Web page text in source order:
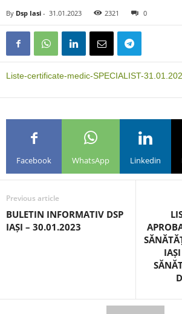
By Dsp Iasi - 31.01.2023 2321 0
Liste-certificate-medic-SPECIALIST-
Facebook WhatsApp Linkedin
Previous article
BULETIN INFORMATIV DSP
IAȘI – 30.01.2023